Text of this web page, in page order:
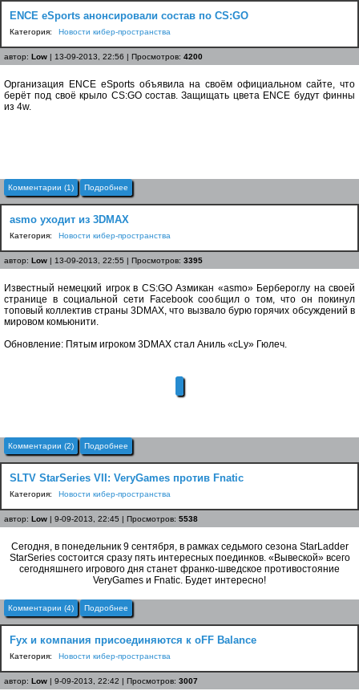
ENCE eSports анонсировали состав по CS:GO
Категория: Новости кибер-пространства
автор: Low | 13-09-2013, 22:56 | Просмотров: 4200
Организация ENCE eSports объявила на своём официальном сайте, что
берёт под своё крыло CS:GO состав. Защищать цвета ENCE будут финны
из 4w.
Комментарии (1) Подробнее
asmo уходит из 3DMAX
Категория: Новости кибер-пространства
автор: Low | 13-09-2013, 22:55 | Просмотров: 3395
Известный немецкий игрок в CS:GO Азмикан «asmo» Бербероглу на своей
странице в социальной сети Facebook сообщил о том, что он покинул
топовый коллектив страны 3DMAX, что вызвало бурю горячих обсуждений в
мировом комьюнити.
Обновление: Пятым игроком 3DMAX стал Аниль «cLy» Гюлеч.
Комментарии (2) Подробнее
SLTV StarSeries VII: VeryGames против Fnatic
Категория: Новости кибер-пространства
автор: Low | 9-09-2013, 22:45 | Просмотров: 5538
Сегодня, в понедельник 9 сентября, в рамках седьмого сезона StarLadder
StarSeries состоится сразу пять интересных поединков. «Вывеской» всего
сегодняшнего игрового дня станет франко-шведское противостояние
VeryGames и Fnatic. Будет интересно!
Комментарии (4) Подробнее
Fyx и компания присоединяются к oFF Balance
Категория: Новости кибер-пространства
автор: Low | 9-09-2013, 22:42 | Просмотров: 3007